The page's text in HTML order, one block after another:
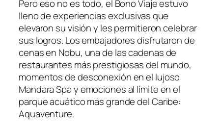
Pero eso no es todo, el Bono Viaje estuvo
lleno de experiencias exclusivas que
elevaron su visión y les permitieron celebrar
sus logros. Los embajadores disfrutaron de
cenas en Nobu, una de las cadenas de
restaurantes más prestigiosas del mundo,
momentos de desconexión en el lujoso
Mandara Spa y emociones al límite en el
parque acuático más grande del Caribe:
Aquaventure.